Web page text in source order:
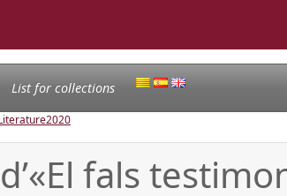
List for collections
2020
fals